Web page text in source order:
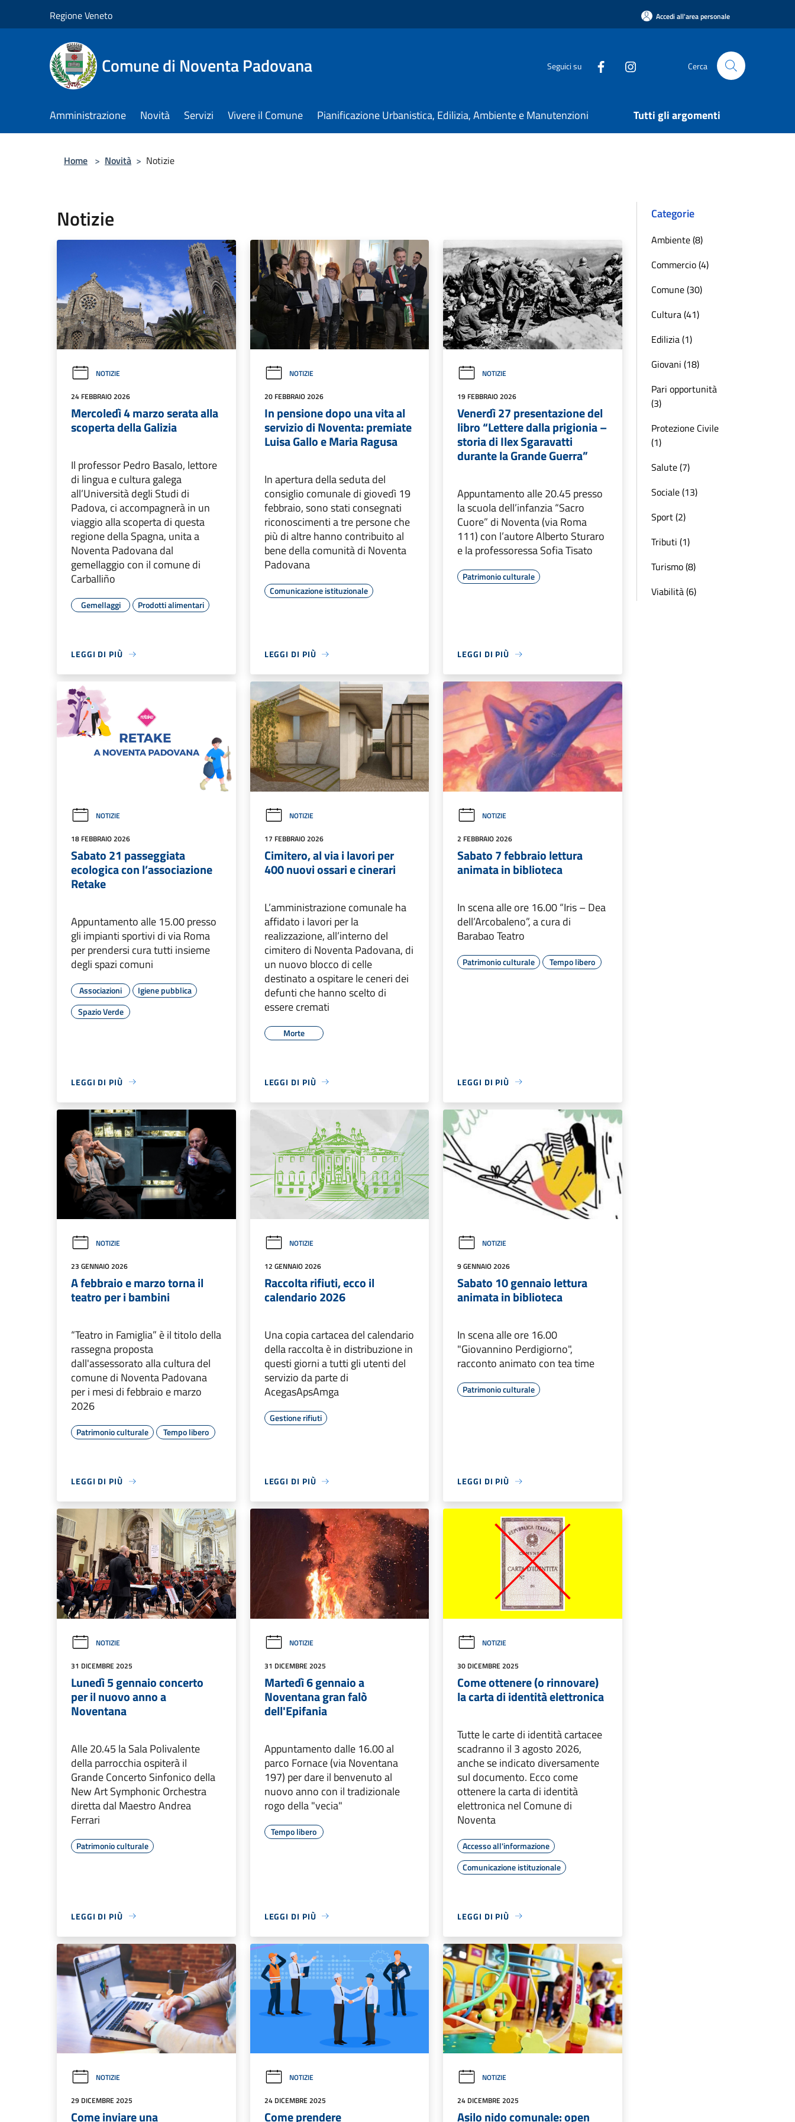
Regione Veneto Accedi all'area personale
Comune di Noventa Padovana Seguici su Cerca
Amministrazione Novità Servizi Vivere il Comune Pianificazione Urbanistica, Edilizia, Ambiente e Manutenzioni Tutti gli argomenti
Home > Novità > Notizie
Notizie
NOTIZIE
24 FEBBRAIO 2026
Mercoledì 4 marzo serata alla
scoperta della Galizia
Il professor Pedro Basalo, lettore
di lingua e cultura galega
all’Università degli Studi di
Padova, ci accompagnerà in un
viaggio alla scoperta di questa
regione della Spagna, unita a
Noventa Padovana dal
gemellaggio con il comune di
Carballiño
Gemellaggi Prodotti alimentari
LEGGI DI PIÙ
NOTIZIE
20 FEBBRAIO 2026
In pensione dopo una vita al
servizio di Noventa: premiate
Luisa Gallo e Maria Ragusa
In apertura della seduta del
consiglio comunale di giovedì 19
febbraio, sono stati consegnati
riconoscimenti a tre persone che
più di altre hanno contribuito al
bene della comunità di Noventa
Padovana
Comunicazione istituzionale
LEGGI DI PIÙ
NOTIZIE
19 FEBBRAIO 2026
Venerdì 27 presentazione del
libro “Lettere dalla prigionia –
storia di Ilex Sgaravatti
durante la Grande Guerra”
Appuntamento alle 20.45 presso
la scuola dell’infanzia “Sacro
Cuore” di Noventa (via Roma
111) con l’autore Alberto Sturaro
e la professoressa Sofia Tisato
Patrimonio culturale
LEGGI DI PIÙ
NOTIZIE
18 FEBBRAIO 2026
Sabato 21 passeggiata
ecologica con l’associazione
Retake
Appuntamento alle 15.00 presso
gli impianti sportivi di via Roma
per prendersi cura tutti insieme
degli spazi comuni
Associazioni
Igiene pubblica
Spazio Verde
LEGGI DI PIÙ
NOTIZIE
17 FEBBRAIO 2026
Cimitero, al via i lavori per
400 nuovi ossari e cinerari
L’amministrazione comunale ha
affidato i lavori per la
realizzazione, all’interno del
cimitero di Noventa Padovana, di
un nuovo blocco di celle
destinato a ospitare le ceneri dei
defunti che hanno scelto di
essere cremati
Morte
LEGGI DI PIÙ
NOTIZIE
2 FEBBRAIO 2026
Sabato 7 febbraio lettura
animata in biblioteca
In scena alle ore 16.00 “Iris – Dea
dell’Arcobaleno”, a cura di
Barabao Teatro
Patrimonio culturale Tempo libero
LEGGI DI PIÙ
NOTIZIE
23 GENNAIO 2026
A febbraio e marzo torna il
teatro per i bambini
“Teatro in Famiglia” è il titolo della
rassegna proposta
dall'assessorato alla cultura del
comune di Noventa Padovana
per i mesi di febbraio e marzo
2026
Patrimonio culturale Tempo libero
LEGGI DI PIÙ
NOTIZIE
12 GENNAIO 2026
Raccolta rifiuti, ecco il
calendario 2026
Una copia cartacea del calendario
della raccolta è in distribuzione in
questi giorni a tutti gli utenti del
servizio da parte di
AcegasApsAmga
Gestione rifiuti
LEGGI DI PIÙ
NOTIZIE
9 GENNAIO 2026
Sabato 10 gennaio lettura
animata in biblioteca
In scena alle ore 16.00
"Giovannino Perdigiorno",
racconto animato con tea time
Patrimonio culturale
LEGGI DI PIÙ
NOTIZIE
31 DICEMBRE 2025
Lunedì 5 gennaio concerto
per il nuovo anno a
Noventana
Alle 20.45 la Sala Polivalente
della parrocchia ospiterà il
Grande Concerto Sinfonico della
New Art Symphonic Orchestra
diretta dal Maestro Andrea
Ferrari
Patrimonio culturale
LEGGI DI PIÙ
NOTIZIE
31 DICEMBRE 2025
Martedì 6 gennaio a
Noventana gran falò
dell'Epifania
Appuntamento dalle 16.00 al
parco Fornace (via Noventana
197) per dare il benvenuto al
nuovo anno con il tradizionale
rogo della "vecia"
Tempo libero
LEGGI DI PIÙ
NOTIZIE
30 DICEMBRE 2025
Come ottenere (o rinnovare)
la carta di identità elettronica
Tutte le carte di identità cartacee
scadranno il 3 agosto 2026,
anche se indicato diversamente
sul documento. Ecco come
ottenere la carta di identità
elettronica nel Comune di
Noventa
Accesso all'informazione
Comunicazione istituzionale
LEGGI DI PIÙ
NOTIZIE
29 DICEMBRE 2025
Come inviare una
NOTIZIE
24 DICEMBRE 2025
Come prendere
NOTIZIE
24 DICEMBRE 2025
Asilo nido comunale: open
Categorie
Ambiente (8)
Commercio (4)
Comune (30)
Cultura (41)
Edilizia (1)
Giovani (18)
Pari opportunità
(3)
Protezione Civile
(1)
Salute (7)
Sociale (13)
Sport (2)
Tributi (1)
Turismo (8)
Viabilità (6)